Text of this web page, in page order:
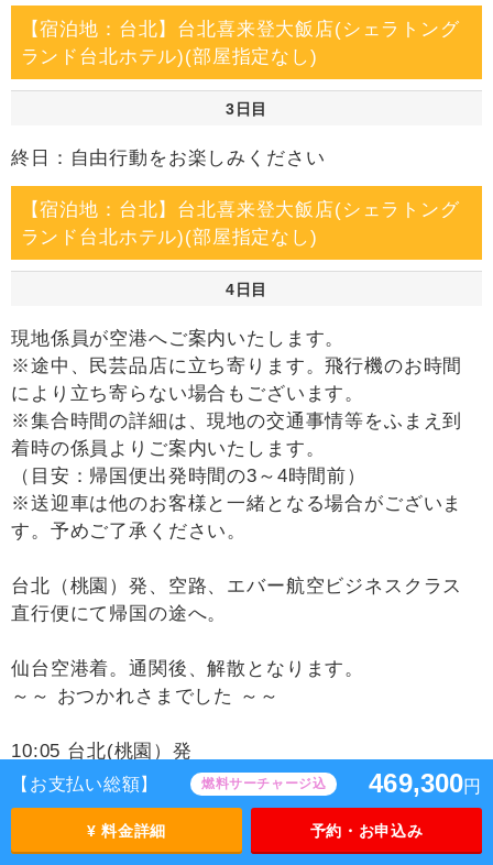
【お支払い総額】 燃料サーチャージ込 469,300円
¥ 料金詳細 予約・お申込み
【宿泊地：台北】台北喜来登大飯店(シェラトング
ランド台北ホテル)(部屋指定なし)
3日目
終日：自由行動をお楽しみください
【宿泊地：台北】台北喜来登大飯店(シェラトング
ランド台北ホテル)(部屋指定なし)
4日目
現地係員が空港へご案内いたします。
※途中、民芸品店に立ち寄ります。飛行機のお時間
により立ち寄らない場合もございます。
※集合時間の詳細は、現地の交通事情等をふまえ到
着時の係員よりご案内いたします。
（目安：帰国便出発時間の3～4時間前）
※送迎車は他のお客様と一緒となる場合がございま
す。予めご了承ください。
台北（桃園）発、空路、エバー航空ビジネスクラス
直行便にて帰国の途へ。
仙台空港着。通関後、解散となります。
～～ おつかれさまでした ～～
10:05 台北(桃園）発
エバー航空 BR118便（ビジネス）
14:35 仙台空港着